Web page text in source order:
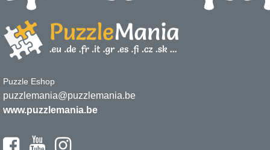
Puzzle Eshop
puzzlemania@puzzlemania.be
www.puzzlemania.be